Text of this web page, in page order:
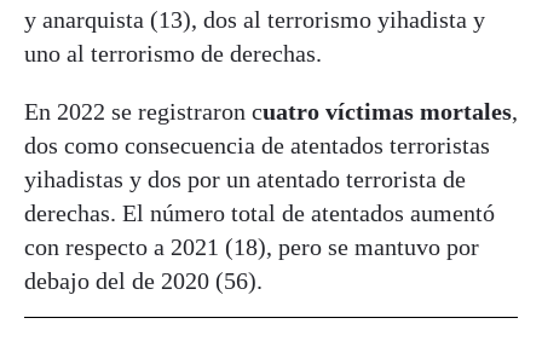
y anarquista (13), dos al terrorismo yihadista y
uno al terrorismo de derechas.
En 2022 se registraron cuatro víctimas mortales,
dos como consecuencia de atentados terroristas
yihadistas y dos por un atentado terrorista de
derechas. El número total de atentados aumentó
con respecto a 2021 (18), pero se mantuvo por
debajo del de 2020 (56).